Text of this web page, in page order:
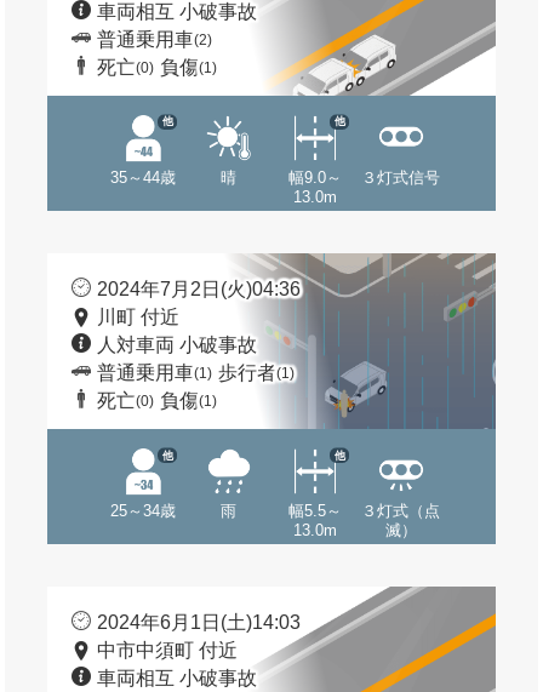
車両相互 小破事故
普通乗用車(2)
死亡(0) 負傷(1)
35～44歳
他
晴
幅9.0～
13.0m
他
３灯式信号
2024年7月2日(火)04:36
川町 付近
人対車両 小破事故
普通乗用車(1) 歩行者(1)
死亡(0) 負傷(1)
25～34歳
他
雨
幅5.5～
13.0m
他
３灯式（点
滅）
2024年6月1日(土)14:03
中市中須町 付近
車両相互 小破事故